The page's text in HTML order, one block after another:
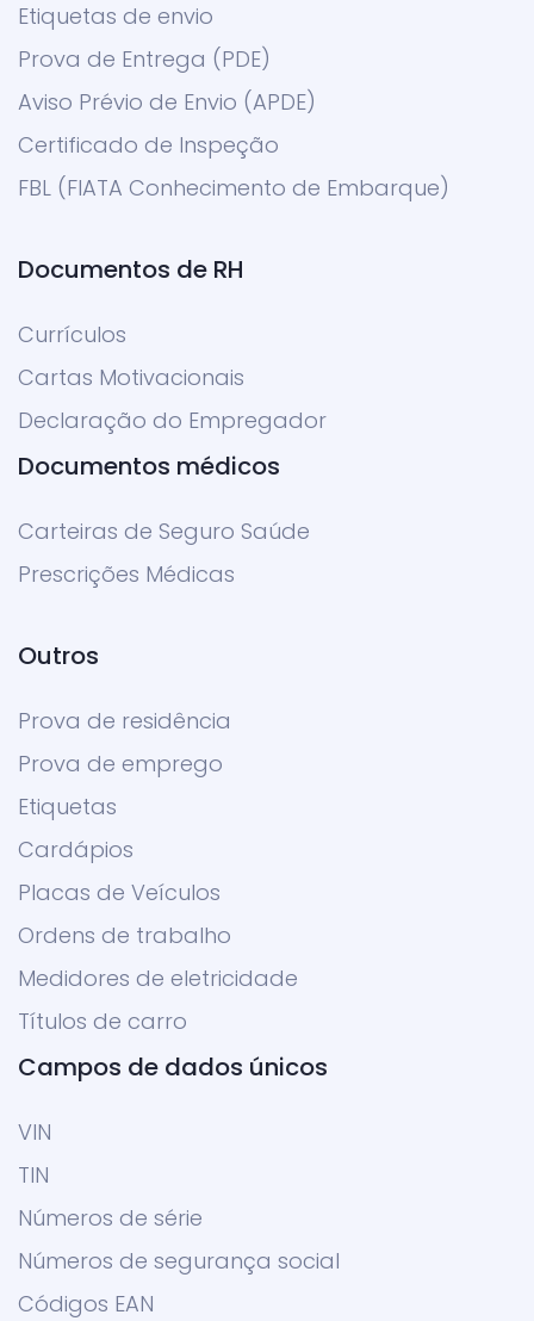
Etiquetas de envio
Prova de Entrega (PDE)
Aviso Prévio de Envio (APDE)
Certificado de Inspeção
FBL (FIATA Conhecimento de Embarque)
Documentos de RH
Currículos
Cartas Motivacionais
Declaração do Empregador
Documentos médicos
Carteiras de Seguro Saúde
Prescrições Médicas
Outros
Prova de residência
Prova de emprego
Etiquetas
Cardápios
Placas de Veículos
Ordens de trabalho
Medidores de eletricidade
Títulos de carro
Campos de dados únicos
VIN
TIN
Números de série
Números de segurança social
Códigos EAN